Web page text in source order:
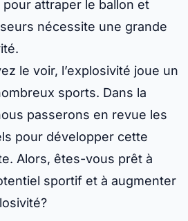
pour attraper le ballon et
nécessite une grande
le voir, l’explosivité joue un
sports. Dans la
passerons en revue les
pour développer cette
Alors, êtes-vous prêt à
sportif et à augmenter